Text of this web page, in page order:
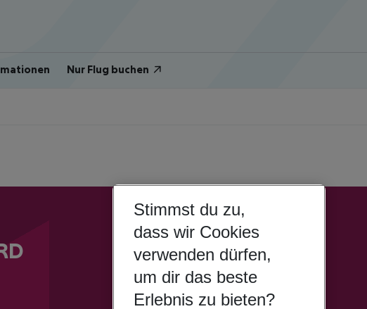
Nur Flug buchen
Stimmst du zu,
dass wir Cookies
verwenden dürfen,
um dir das beste
Erlebnis zu bieten?